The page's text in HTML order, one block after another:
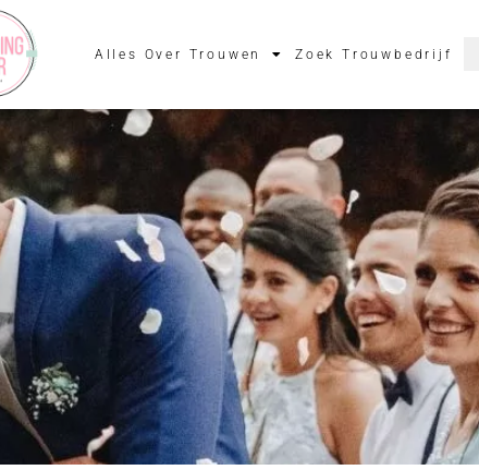
Alles Over Trouwen Zoek Trouwbedrijf